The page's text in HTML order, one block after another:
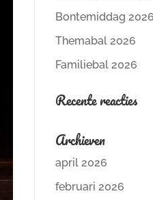
Bontemiddag 2026
Themabal 2026
Familiebal 2026
Recente reacties
Archieven
april 2026
februari 2026